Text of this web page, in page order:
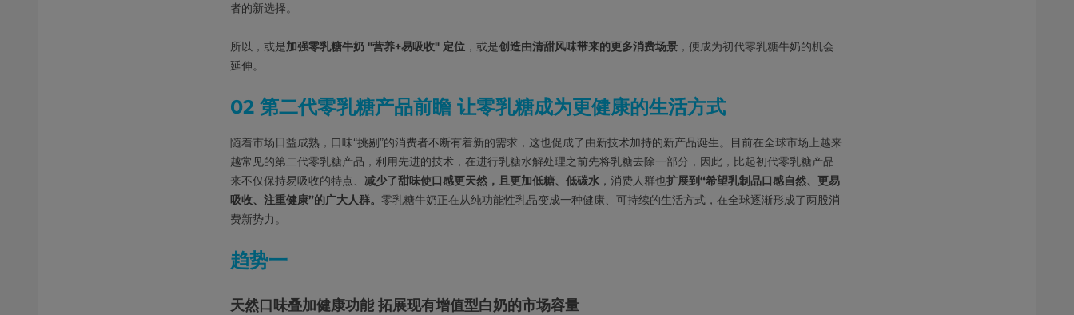
者的新选择。
所以，或是加强零乳糖牛奶 "营养+易吸收" 定位 ，或是创造由清甜风味带来的更多消费场景 ，便成为初代零乳糖牛奶的机会
延伸。
02 第二代零乳糖产品前瞻 让零乳糖成为更健康的生活方式
随着市场日益成熟，口味“挑剔”的消费者不断有着新的需求，这也促成了由新技术加持的新产品诞生。目前在全球市场上越来
越常见的第二代零乳糖产品，利用先进的技术，在进行乳糖水解处理之前先将乳糖去除一部分，因此，比起初代零乳糖产品
来不仅保持易吸收的特点、 减少了甜味使口感更天然，且更加低糖、低碳水 ，消费人群也扩展到“希望乳制品口感自然、更易
吸收、注重健康”的广大人群。 零乳糖牛奶正在从纯功能性乳品变成一种健康、可持续的生活方式，在全球逐渐形成了两股消
费新势力。
趋势一
天然口味叠加健康功能 拓展现有增值型白奶的市场容量